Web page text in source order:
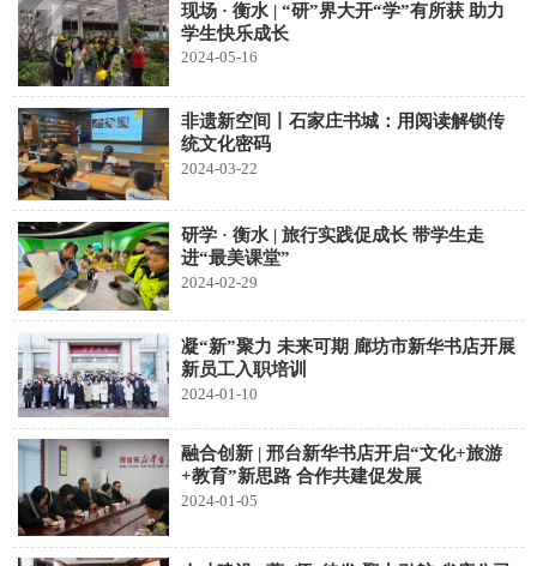
现场 · 衡水 | “研”界大开“学”有所获 助力
学生快乐成长
2024-05-16
非遗新空间丨石家庄书城：用阅读解锁传
统文化密码
2024-03-22
研学 · 衡水 | 旅行实践促成长 带学生走
进“最美课堂”
2024-02-29
凝“新”聚力 未来可期 廊坊市新华书店开展
新员工入职培训
2024-01-10
融合创新 | 邢台新华书店开启“文化+旅游
+教育”新思路 合作共建促发展
2024-01-05